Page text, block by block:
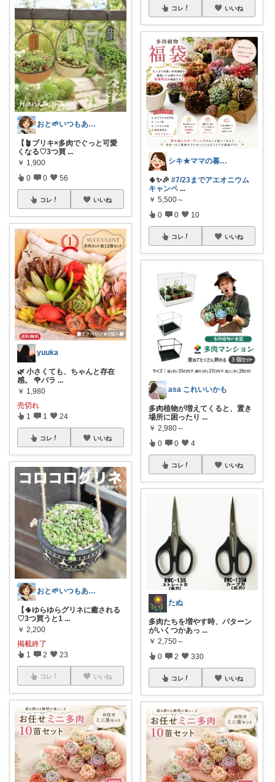
おと🌱いつもありがとう😊
【🪴ブリキ×多肉でぐっと可愛
くなる♡3つ買 ...
￥ 1,900
0 0 56
コレ いいね
yuuka
🌿 小さくても、ちゃんと存在
感。 🌹バラ ...
￥ 1,980
売切れ
1 1 24
コレ いいね
おと🌱いつもありがとう😊
【🌵ゆらゆらグリネに癒される
♡3つ買うと1 ...
￥ 2,200
掲載終了
1 2 23
コレ いいね
コレ いいね
シキ★ママの暮らし、キッズ
🌵✨🎉 #7/23までアエオニウム
キャンペ ...
￥ 5,500～
0 0 10
コレ いいね
asa これいいかも
多肉植物が増えてくると、置き
場所に困ったり ...
￥ 2,980～
0 0 4
コレ いいね
たぬ
多肉たちを増やす時、パターン
がいくつかあっ ...
￥ 2,750～
0 2 330
コレ いいね